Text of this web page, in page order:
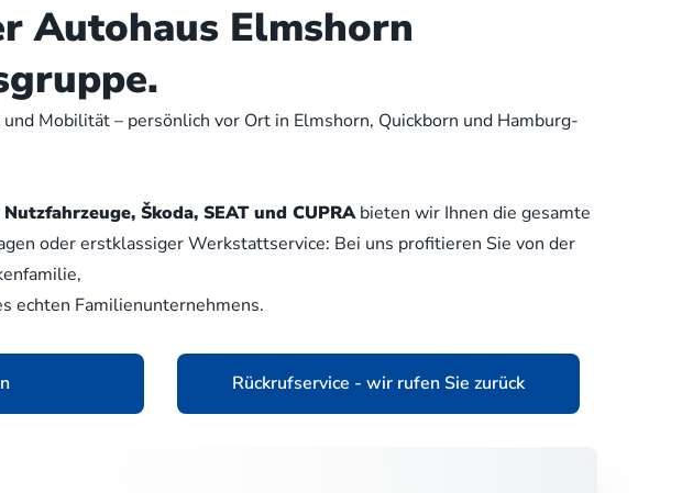
Autohaus Elmshorn
Mobilität – persönlich vor Ort in Elmshorn, Quickborn und Hamburg-
Škoda, SEAT und CUPRAbieten wir Ihnen die gesamte
oder erstklassiger Werkstattservice: Bei uns profitieren Sie von der
echten Familienunternehmens.
Rückrufservice - wir rufen Sie zurück